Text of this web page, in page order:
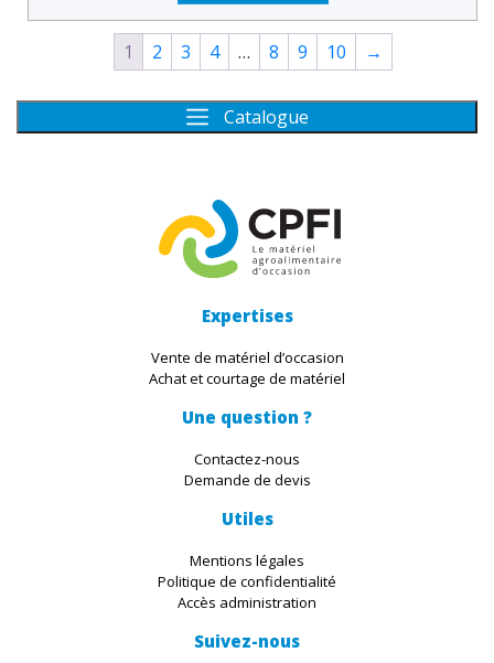
Catalogue
1 2 3 4 … 8 9 10 →
Expertises
Vente de matériel d’occasion
Achat et courtage de matériel
Une question ?
Contactez-nous
Demande de devis
Utiles
Mentions légales
Politique de confidentialité
Accès administration
Suivez-nous